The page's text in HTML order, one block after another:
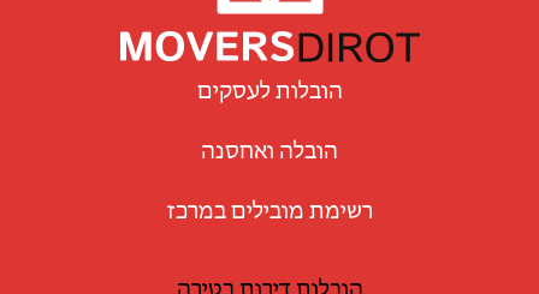
הובלות לעסקים
הובלה ואחסנה
רשימת מובילים במרכז